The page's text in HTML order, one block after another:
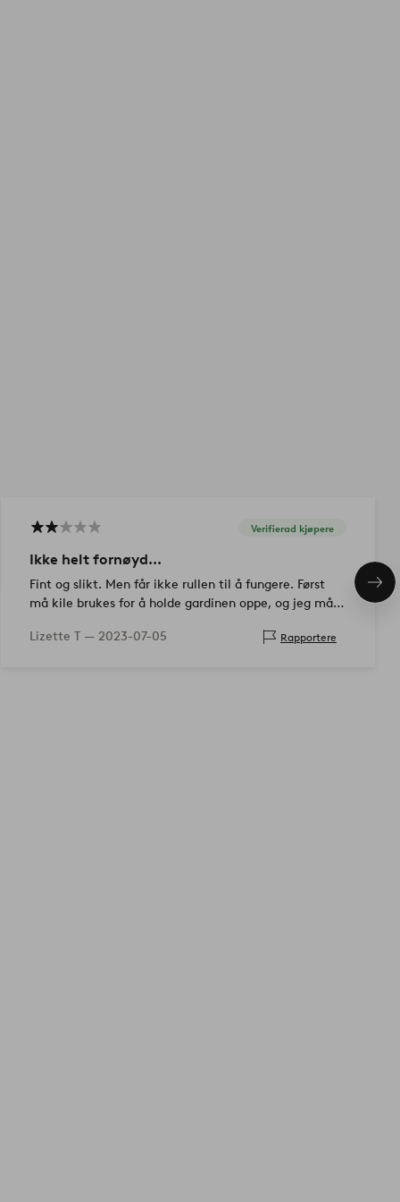
Verifierad kjøpere
Ikke helt fornøyd...
Fint og slikt. Men får ikke rullen til å fungere. Først
må kile brukes for å holde gardinen oppe, og jeg må
Lizette T — 2023-07-05 Rapportere